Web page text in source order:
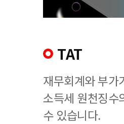
TAT
재무회계와 부가
소득세 원천징수
수 있습니다.